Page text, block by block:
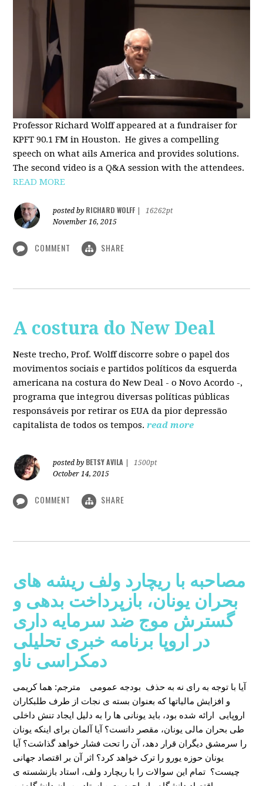
Professor Richard Wolff appeared at a fundraiser for
KPFT 90.1 FM in Houston. He gives a compelling
speech on what ails America and provides solutions.
The second video is a Q&A session with the attendees.
READ MORE
posted by RICHARD WOLFF
16262pt
November 16, 2015
COMMENT SHARE
A costura do New Deal
Neste trecho, Prof. Wolff discorre sobre o papel dos
movimentos sociais e partidos políticos da esquerda
americana na costura do New Deal - o Novo Acordo -,
programa que integrou diversas políticas públicas
responsáveis por retirar os EUA da pior depressão
capitalista de todos os tempos. read more
posted by BETSY AVILA
1500pt
October 14, 2015
COMMENT SHARE
مصاحبه با ریچارد ولف ریشه های
بحران یونان، بازپرداخت بدهی و
گسترش موج ضد سرمایه داری
در اروپا برنامه خبری تحلیلی
دمکراسی ناو
مترجم: هما کریمی
آیا با توجه به رای نه به حذف بودجه عمومی
و افزایش مالیاتها که بعنوان بسته ی نجات از طرف طلبکاران
اروپایی ارائه شده بود، باید یونانی ها را به دلیل ایجاد تنش داخلی
طی بحران مالی یونان، مقصر دانست؟ آیا آلمان برای اینکه یونان
را سرمشق دیگران قرار دهد، آن را تحت فشار خواهد گذاشت؟ آیا
یونان حوزه یورو را ترک خواهد کرد؟ اثر آن بر اقتصاد جهانی
چیست؟ تمام این سوالات را با ریچارد ولف، استاد بازنشسته ی